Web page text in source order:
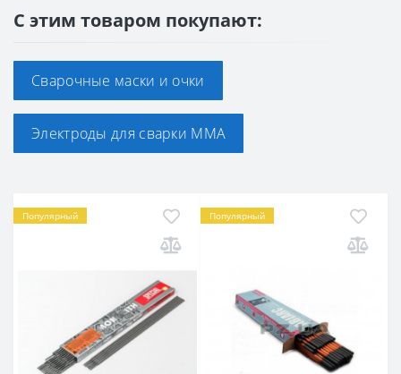
С этим товаром покупают:
Сварочные маски и очки
Электроды для сварки ММА
Популярный Популярный